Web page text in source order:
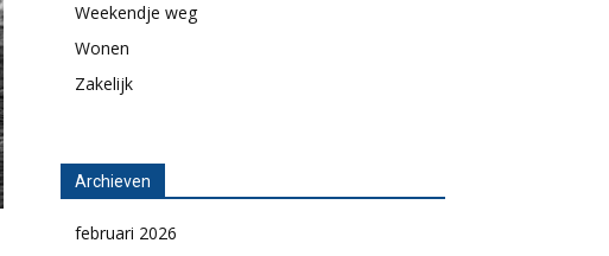
Weekendje weg
Wonen
Zakelijk
Archieven
februari 2026